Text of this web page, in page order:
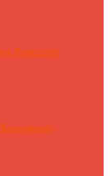
Penggarit